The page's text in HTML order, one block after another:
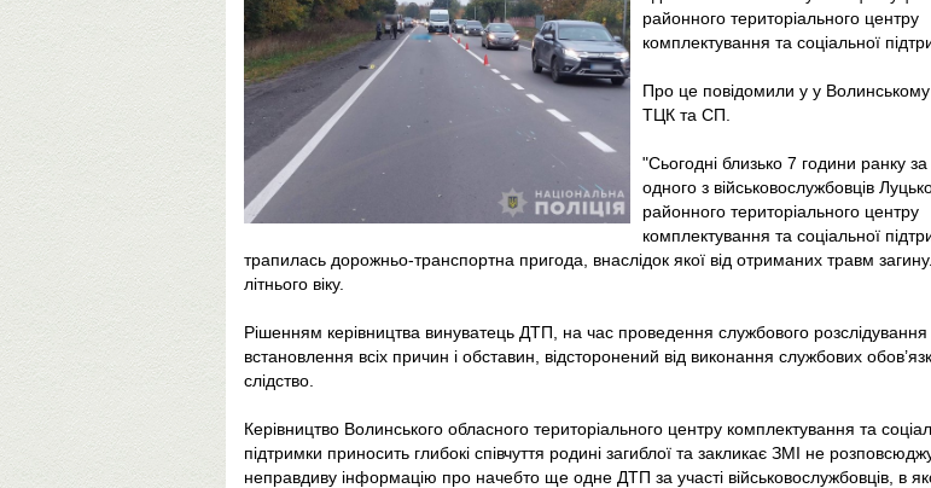
районного територіального центру
комплектування та соціальної
Про це повідомили у у
ТЦК та СП.
"Сьогодні близько 7 години ранку за
одного з військовослужбовців
районного територіального центру
комплектування та соціальної
трапилась дорожньо-транспортна пригода, внаслідок якої від отриманих травм
літнього віку.
Рішенням керівництва винуватець ДТП, на час проведення службового розслідування
встановлення всіх причин і обставин, відсторонений від виконання службових
слідство.
Керівництво Волинського обласного територіального центру комплектування та
підтримки приносить глибокі співчуття родині загиблої та закликає ЗМІ не
неправдиву інформацію про начебто ще одне ДТП за участі військовослужбовців, в